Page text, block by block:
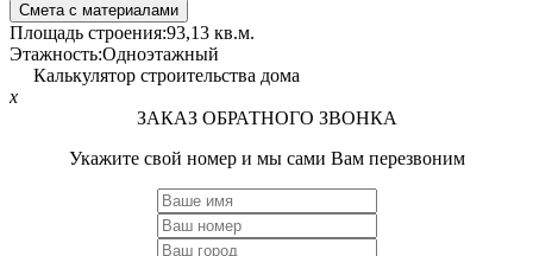
Смета с материалами
Площадь строения:93,13 кв.м.
Этажность:Одноэтажный
Калькулятор строительства дома
x
ЗАКАЗ ОБРАТНОГО ЗВОНКА
Укажите свой номер и мы сами Вам перезвоним